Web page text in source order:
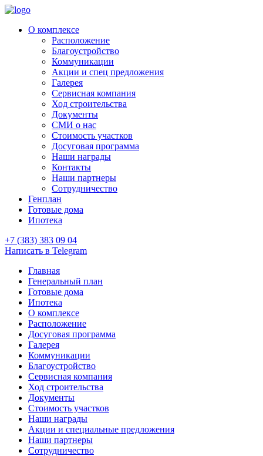
О комплексе
Расположение
Благоустройство
Коммуникации
Акции и спец предложения
Галерея
Сервисная компания
Ход строительства
Документы
СМИ о нас
Стоимость участков
Досуговая программа
Наши награды
Контакты
Наши партнеры
Сотрудничество
Генплан
Готовые дома
Ипотека
+7 (383) 383 09 04
Написать в Telegram
Главная
Генеральный план
Готовые дома
Ипотека
О комплексе
Расположение
Досуговая программа
Галерея
Коммуникации
Благоустройство
Сервисная компания
Ход строительства
Документы
Стоимость участков
Наши награды
Акции и специальные предложения
Наши партнеры
Сотрудничество